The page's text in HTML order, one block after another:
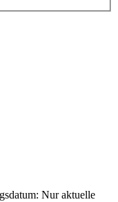
Nur aktuelle